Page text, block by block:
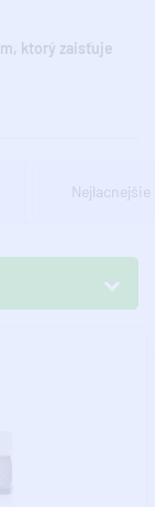
ktorý zaisťuje
Nejlacnejšie